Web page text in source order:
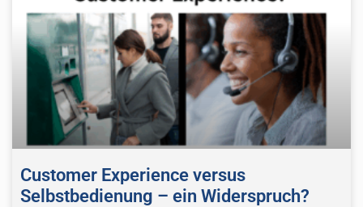
Customer Experience versus
Selbstbedienung – ein Widerspruch?